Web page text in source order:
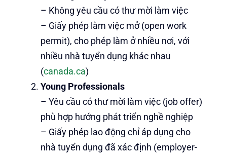
– Không yêu cầu có thư mời làm việc
– Giấy phép làm việc mở (open work
permit), cho phép làm ở nhiều nơi, với
nhiều nhà tuyển dụng khác nhau
(canada.ca)
Young Professionals
– Yêu cầu có thư mời làm việc (job offer)
phù hợp hướng phát triển nghề nghiệp
– Giấy phép lao động chỉ áp dụng cho
nhà tuyển dụng đã xác định (employer-